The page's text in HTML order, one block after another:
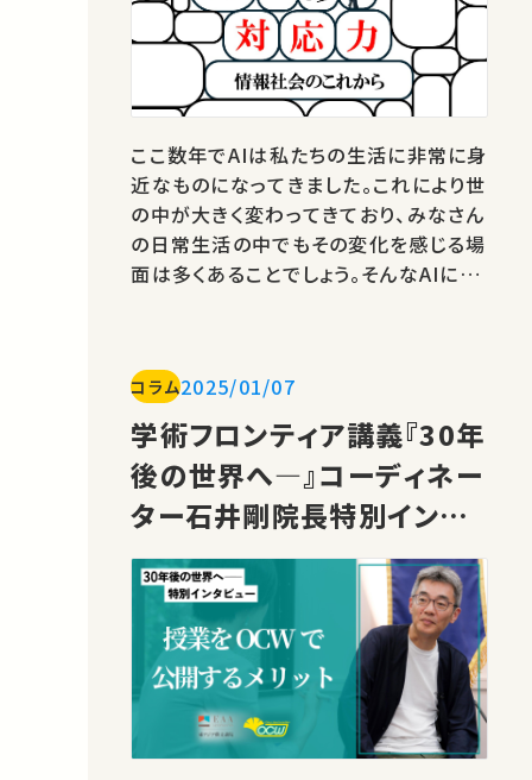
ここ数年でAIは私たちの生活に非常に身
近なものになってきました。これにより世
の中が大きく変わってきており、みなさん
の日常生活の中でもその変化を感じる場
面は多くあることでしょう。そんなAIに関
怯えることもあるでしょう。しかしながら、
実は私たち人間がAIに対応する力を身
につけるべき時代でもあると…
コラム2025/01/07
学術フロンティア講義『30年
後の世界へ―』コーディネー
ター石井剛院長特別インタ
ビュー動画を公開